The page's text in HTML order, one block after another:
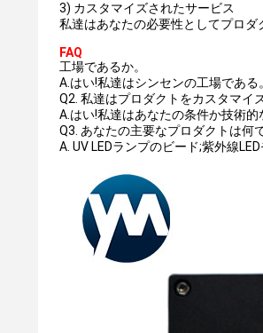
3) カスタマイズされたサービス
私達はあなたの必要性としてプロダ
FAQ
工場であるか。
A.はい!私達はシンセンの工場であ
Q2. 私達はプロダクトをカスタマイ
A.はい!私達はあなたの条件か技術
Q3. あなたの主要なプロダクトは何
A. UV LEDランプのビード;紫外線